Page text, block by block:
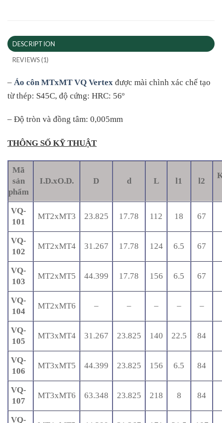
DESCRIPTION
REVIEWS (1)
– Áo côn MTxMT VQ Vertex được mài chình xác chế tạo
từ thép: S45C, độ cứng: HRC: 56º
– Độ tròn và đồng tâm: 0,005mm
THÔNG SỐ KỸ THUẬT
Mã
sản
phẩm
I.D.xO.D. D d L l1 l2
VQ-
101
MT2xMT3 23.825 17.78 112 18 67
VQ-
102
MT2xMT4 31.267 17.78 124 6.5 67
VQ-
103
MT2xMT5 44.399 17.78 156 6.5 67
VQ-
104
MT2xMT6 – – – – –
VQ-
105
MT3xMT4 31.267 23.825 140 22.5 84
VQ-
106
MT3xMT5 44.399 23.825 156 6.5 84
VQ-
107
MT3xMT6 63.348 23.825 218 8 84
VQ-